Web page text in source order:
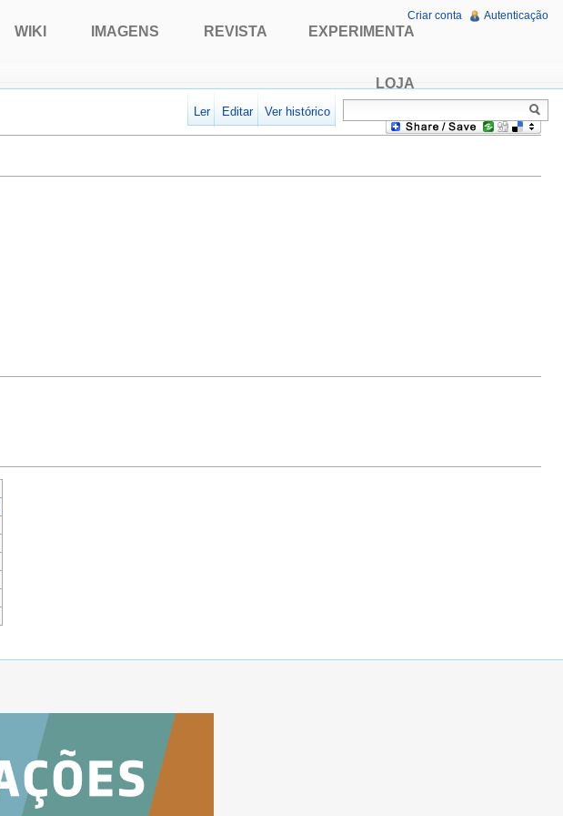
WIKI IMAGENS REVISTA EXPERIMENTA
LOJA
Criar conta Autenticação
Ler Editar Ver histórico